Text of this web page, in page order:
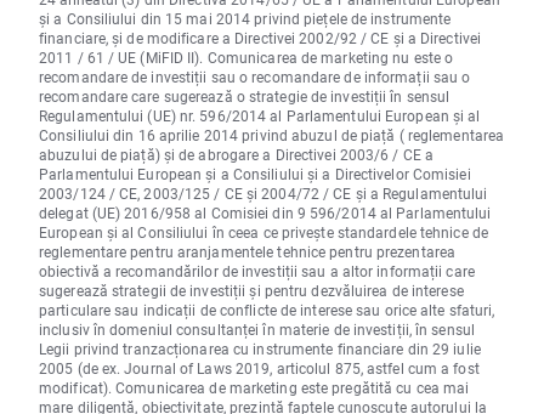
și a Consiliului din 15 mai 2014 privind piețele de instrumente
financiare, și de modificare a Directivei 2002/92 / CE și a Directivei
2011 / 61 / UE (MiFID II). Comunicarea de marketing nu este o
recomandare de investiții sau o recomandare de informații sau o
recomandare care sugerează o strategie de investiții în sensul
Regulamentului (UE) nr. 596/2014 al Parlamentului European și al
Consiliului din 16 aprilie 2014 privind abuzul de piață ( reglementarea
abuzului de piață) și de abrogare a Directivei 2003/6 / CE a
Parlamentului European și a Consiliului și a Directivelor Comisiei
2003/124 / CE, 2003/125 / CE și 2004/72 / CE și a Regulamentului
delegat (UE) 2016/958 al Comisiei din 9 596/2014 al Parlamentului
European și al Consiliului în ceea ce privește standardele tehnice de
reglementare pentru aranjamentele tehnice pentru prezentarea
obiectivă a recomandărilor de investiții sau a altor informații care
sugerează strategii de investiții și pentru dezvăluirea de interese
particulare sau indicații de conflicte de interese sau orice alte sfaturi,
inclusiv în domeniul consultanței în materie de investiții, în sensul
Legii privind tranzacționarea cu instrumente financiare din 29 iulie
2005 (de ex. Journal of Laws 2019, articolul 875, astfel cum a fost
modificat). Comunicarea de marketing este pregătită cu cea mai
mare diligență, obiectivitate, prezintă faptele cunoscute autorului la